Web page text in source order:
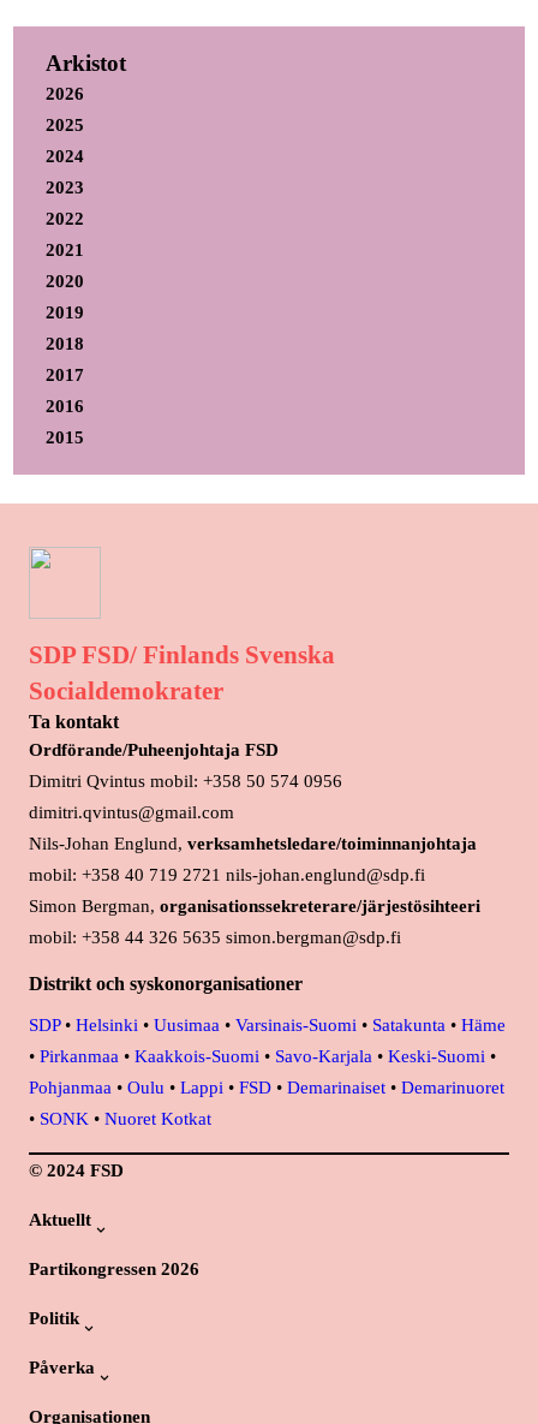
Arkistot
2026
2025
2024
2023
2022
2021
2020
2019
2018
2017
2016
2015
SDP FSD/ Finlands Svenska
Socialdemokrater
Ta kontakt
Ordförande/Puheenjohtaja FSD
Dimitri Qvintus mobil: +358 50 574 0956
dimitri.qvintus@gmail.com
Nils-Johan Englund, verksamhetsledare/toiminnanjohtaja
mobil: +358 40 719 2721 nils-johan.englund@sdp.fi
Simon Bergman, organisationssekreterare/järjestösihteeri
mobil: +358 44 326 5635 simon.bergman@sdp.fi
Distrikt och syskonorganisationer
SDP• Helsinki • Uusimaa • Varsinais-Suomi • Satakunta • Häme
• Pirkanmaa • Kaakkois-Suomi • Savo-Karjala • Keski-Suomi •
Pohjanmaa • Oulu • Lappi • FSD • Demarinaiset • Demarinuoret
• SONK • Nuoret Kotkat
© 2024 FSD
Aktuellt
Partikongressen 2026
Politik
Påverka
Organisationen